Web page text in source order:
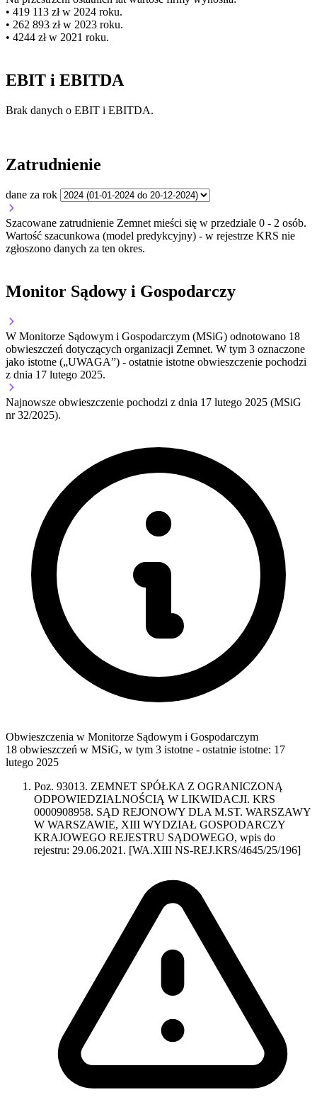
• 419 113 zł w 2024 roku.
• 262 893 zł w 2023 roku.
• 4244 zł w 2021 roku.
EBIT i EBITDA
Brak danych o EBIT i EBITDA.
Zatrudnienie
dane za rok
Szacowane zatrudnienie Zemnet mieści się w przedziale 0 - 2 osób.
Wartość szacunkowa (model predykcyjny) - w rejestrze KRS nie
zgłoszono danych za ten okres.
Monitor Sądowy i Gospodarczy
W Monitorze Sądowym i Gospodarczym (MSiG) odnotowano 18
obwieszczeń dotyczących organizacji Zemnet. W tym 3 oznaczone
jako istotne („UWAGA”) - ostatnie istotne obwieszczenie pochodzi
z dnia 17 lutego 2025.
Najnowsze obwieszczenie pochodzi z dnia 17 lutego 2025 (MSiG
nr 32/2025).
Obwieszczenia w Monitorze Sądowym i Gospodarczym
18 obwieszczeń w MSiG, w tym 3 istotne - ostatnie istotne: 17
lutego 2025
Poz. 93013. ZEMNET SPÓŁKA Z OGRANICZONĄ
ODPOWIEDZIALNOŚCIĄ W LIKWIDACJI. KRS
0000908958. SĄD REJONOWY DLA M.ST. WARSZAWY
W WARSZAWIE, XIII WYDZIAŁ GOSPODARCZY
KRAJOWEGO REJESTRU SĄDOWEGO, wpis do
rejestru: 29.06.2021. [WA.XIII NS-REJ.KRS/4645/25/196]